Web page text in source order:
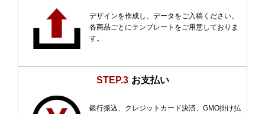
デザインを作成し、データをご入稿ください。
各商品ごとにテンプレートをご用意しておりま
す。
STEP.3 お支払い
銀行振込、クレジットカード決済、GMO掛け払